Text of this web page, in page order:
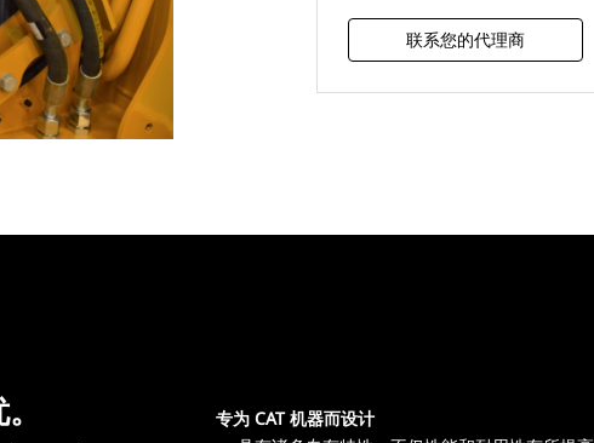
联系您的代理商
专为 CAT 机器而设计